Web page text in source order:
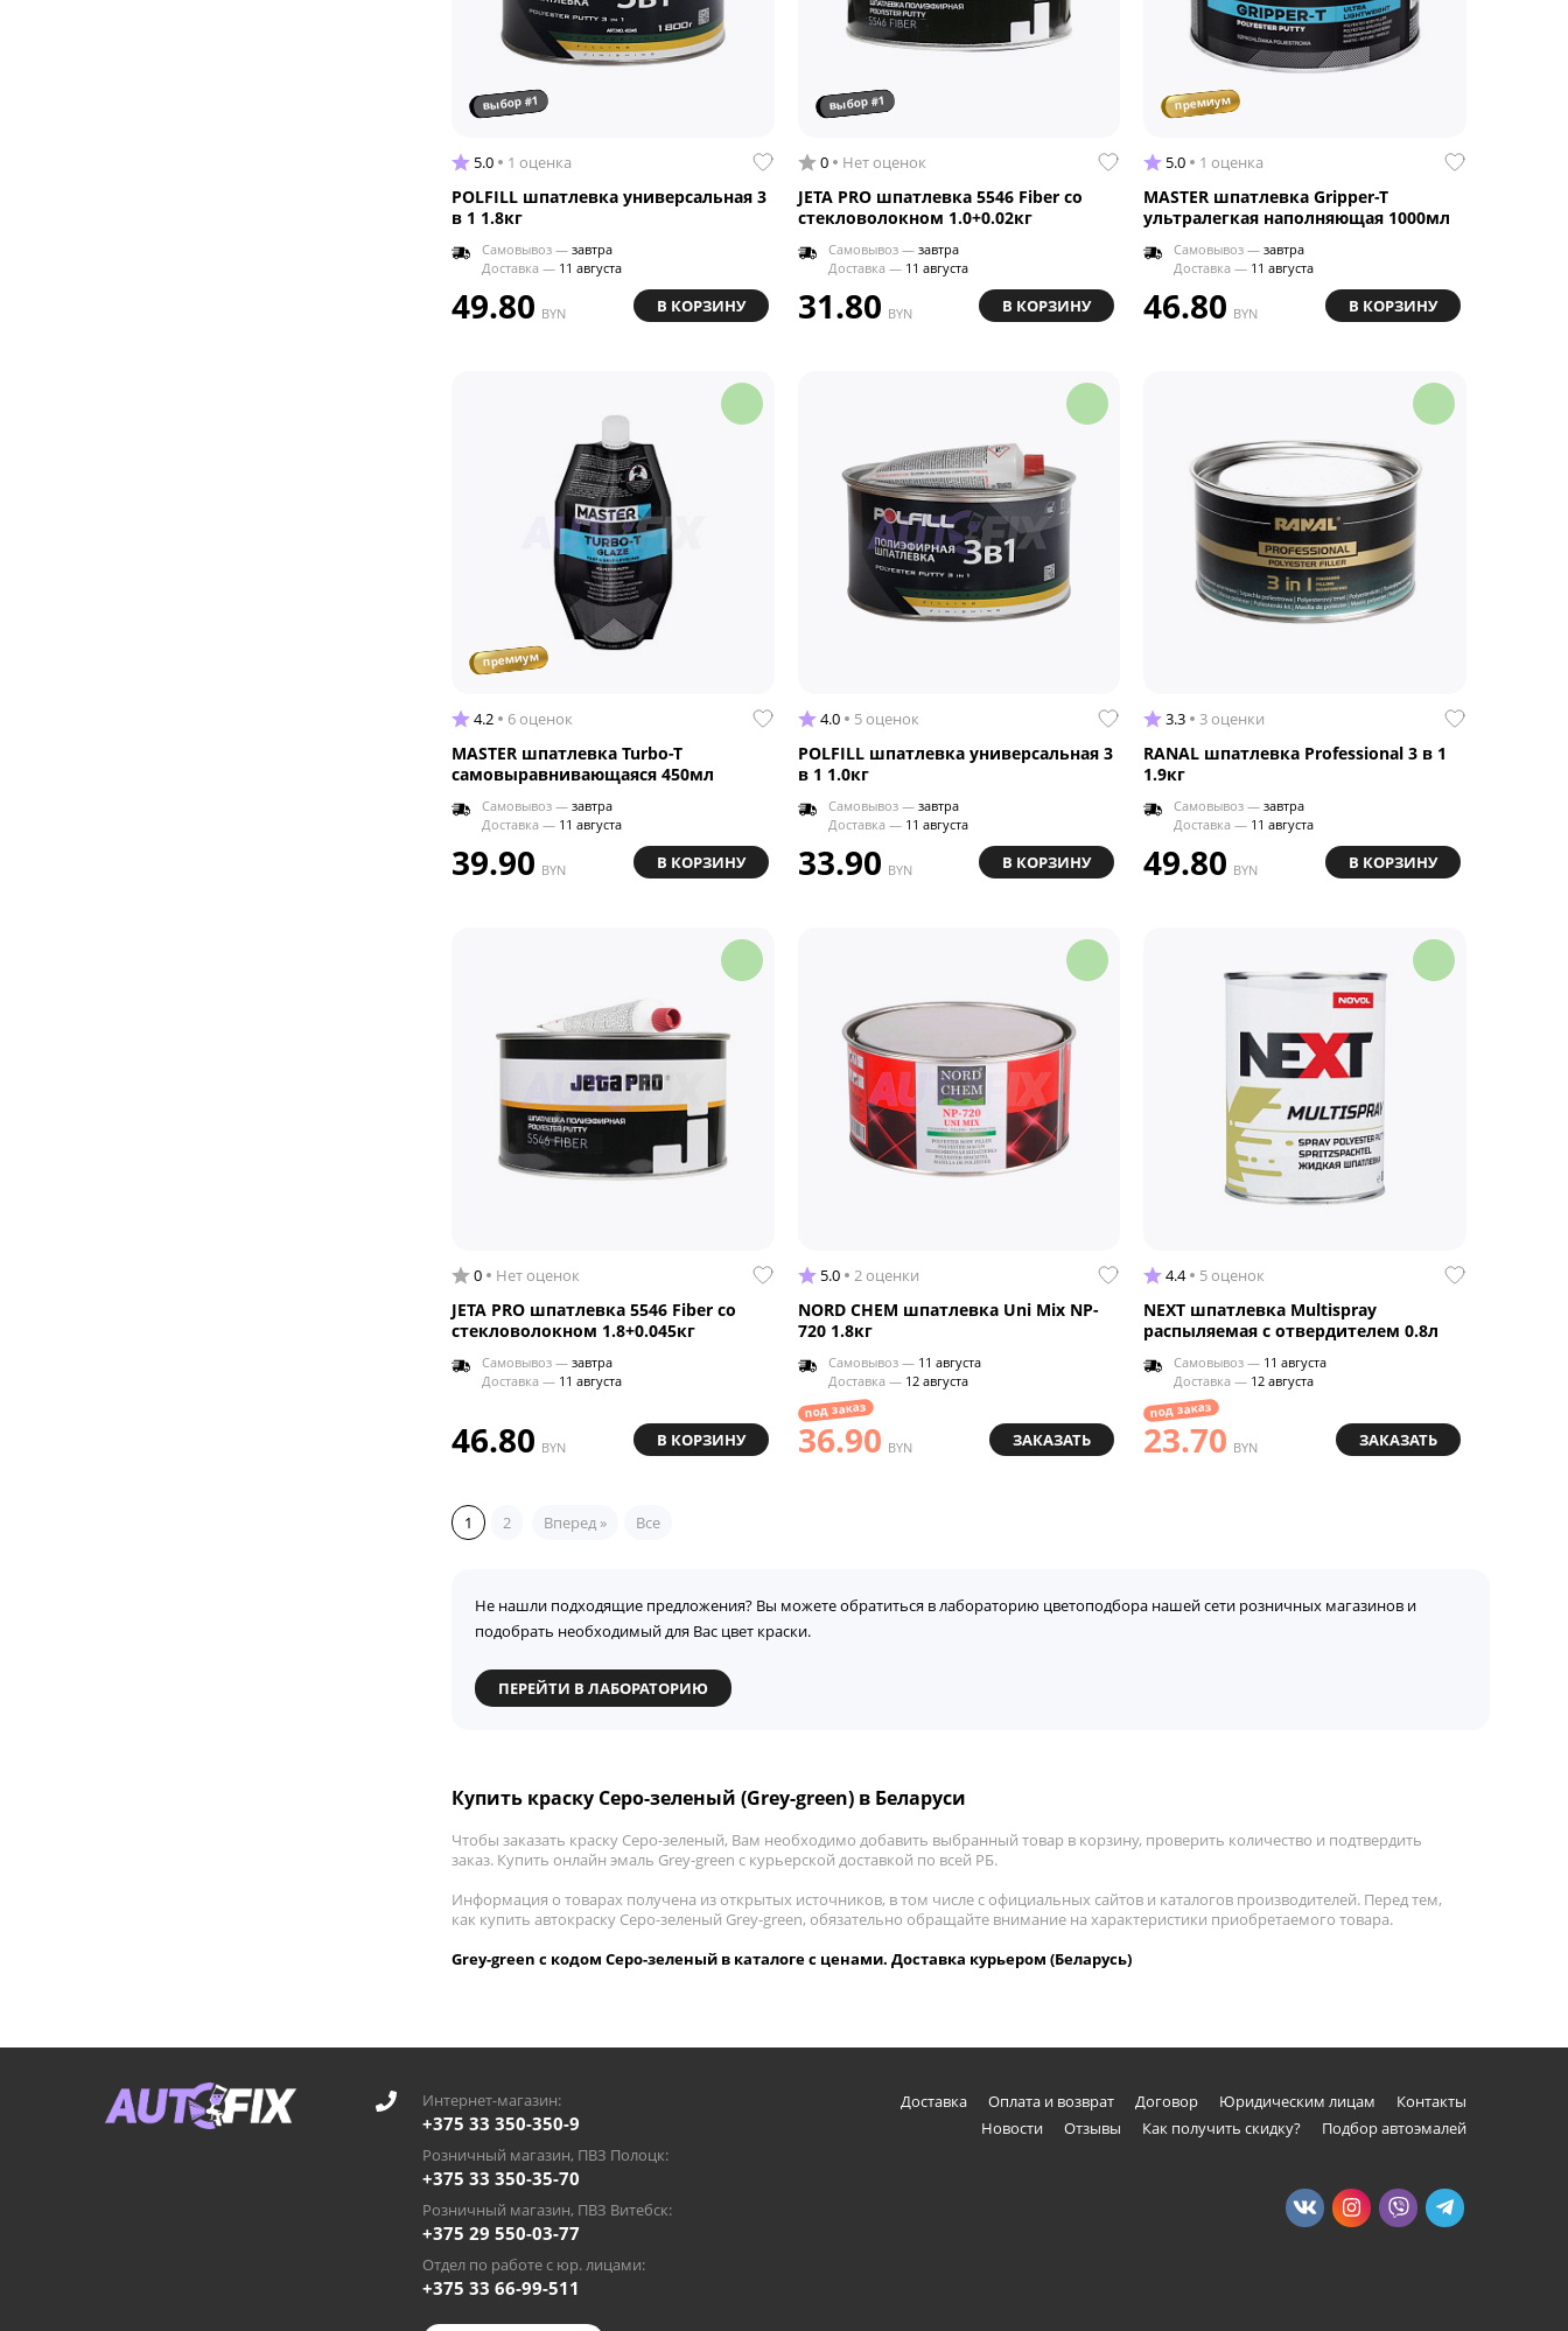
выбор #1
5.0 1 оценка
POLFILL шпатлевка универсальная 3
в 1 1.8кг
Самовывоз — завтра
Доставка — 11 августа
49.80 BYN В КОРЗИНУ
выбор #1
0 Нет оценок
JETA PRO шпатлевка 5546 Fiber со
стекловолокном 1.0+0.02кг
Самовывоз — завтра
Доставка — 11 августа
31.80 BYN В КОРЗИНУ
премиум
5.0 1 оценка
MASTER шпатлевка Gripper-T
ультралегкая наполняющая 1000мл
Самовывоз —завтра
Доставка — 11 августа
46.80 BYN В КОРЗИНУ
премиум
4.2 6 оценок
MASTER шпатлевка Turbo-T
самовыравнивающаяся 450мл
Самовывоз — завтра
Доставка — 11 августа
39.90 BYN В КОРЗИНУ
4.0 5 оценок
POLFILL шпатлевка универсальная 3
в 1 1.0кг
Самовывоз — завтра
Доставка — 11 августа
33.90 BYN В КОРЗИНУ
3.3 3 оценки
RANAL шпатлевка Professional 3 в 1
1.9кг
Самовывоз —завтра
Доставка — 11 августа
49.80 BYN В КОРЗИНУ
0 Нет оценок
JETA PRO шпатлевка 5546 Fiber со
стекловолокном 1.8+0.045кг
Самовывоз — завтра
Доставка — 11 августа
46.80 BYN В КОРЗИНУ
5.0 2 оценки
NORD CHEM шпатлевка Uni Mix NP-
720 1.8кг
Самовывоз — 11 августа
Доставка — 12 августа
под заказ
36.90 BYN ЗАКАЗАТЬ
4.4 5 оценок
NEXT шпатлевка Multispray
распыляемая с отвердителем 0.8л
Самовывоз — 11 августа
Доставка — 12 августа
под заказ
23.70 BYN ЗАКАЗАТЬ
1 2 Вперед » Все
Не нашли подходящие предложения? Вы можете обратиться в лабораторию цветоподбора нашей сети розничных магазинов и
подобрать необходимый для Вас цвет краски.
ПЕРЕЙТИ В ЛАБОРАТОРИЮ
Купить краску Серо-зеленый (Grey-green) в Беларуси
Чтобы заказать краску Серо-зеленый, Вам необходимо добавить выбранный товар в корзину, проверить количество и подтвердить
заказ. Купить онлайн эмаль Grey-green с курьерской доставкой по всей РБ.
Информация о товарах получена из открытых источников, в том числе с официальных сайтов и каталогов производителей. Перед тем,
как купить автокраску Серо-зеленый Grey-green, обязательно обращайте внимание на характеристики приобретаемого товара.
Grey-green с кодом Серо-зеленый в каталоге с ценами. Доставка курьером (Беларусь)
Интернет-магазин:
+375 33 350-350-9
Розничный магазин, ПВЗ Полоцк:
+375 33 350-35-70
Розничный магазин, ПВЗ Витебск:
+375 29 550-03-77
Отдел по работе с юр. лицами:
+375 33 66-99-511
Доставка Оплата и возврат Договор Юридическим лицам
Контакты
Новости
Отзывы Как получить скидку? Подбор автоэмалей